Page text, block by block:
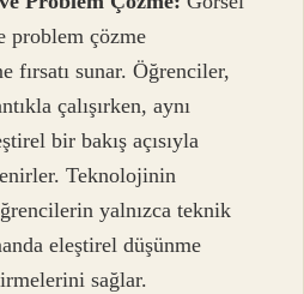
problem çözme
fırsatı sunar. Öğrenciler,
çalışırken, aynı
bir bakış açısıyla
Teknolojinin
yalnızca teknik
eleştirel düşünme
sağlar.